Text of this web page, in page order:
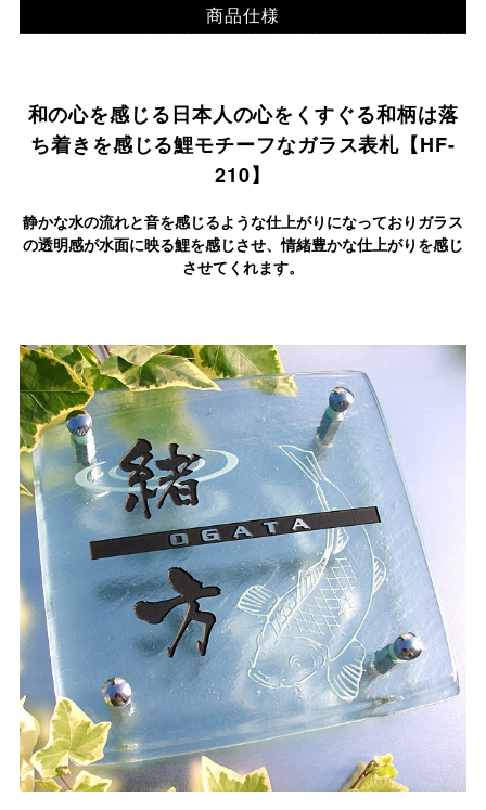
商品仕様
和の心を感じる日本人の心をくすぐる和柄は落
ち着きを感じる鯉モチーフなガラス表札【HF-
210】
静かな水の流れと音を感じるような仕上がりになっておりガラス
の透明感が水面に映る鯉を感じさせ、情緒豊かな仕上がりを感じ
させてくれます。